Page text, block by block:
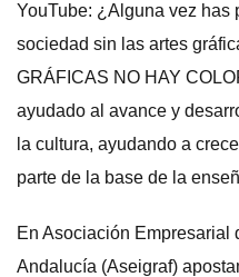
YouTube: ¿Alguna vez has
sociedad sin las artes
GRÁFICAS NO HAY
ayudado al avance y
la cultura, ayudando a
parte de la base de la
En Asociación Empresarial
Andalucía (Aseigraf)